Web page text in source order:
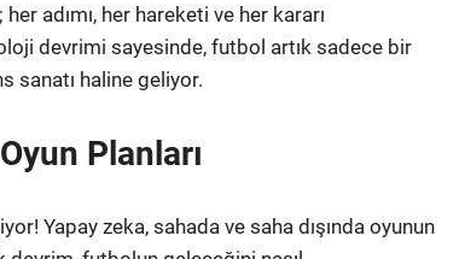
adımı, her hareketi ve her kararı
devrimi sayesinde, futbol artık sadece bir
sanatı haline geliyor.
Planları
Yapay zeka, sahada ve saha dışında oyunun